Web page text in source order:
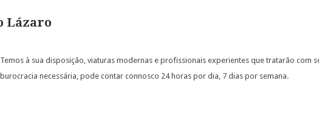
Lázaro
Temos à sua disposição, viaturas modernas e profissionais experientes que tratarão com
burocracia necessária, pode contar connosco 24 horas por dia, 7 dias por semana.